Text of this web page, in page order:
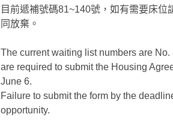
目前遞補號碼81~140號，如有需要床
同放棄。
The current waiting list numbers are
are required to submit the Housing
June 6.
Failure to submit the form by the
opportunity.